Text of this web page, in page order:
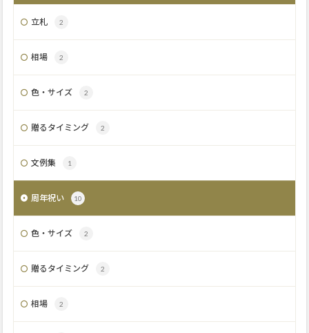
立札 2
相場 2
色・サイズ 2
贈るタイミング 2
文例集 1
周年祝い 10
色・サイズ 2
贈るタイミング 2
相場 2